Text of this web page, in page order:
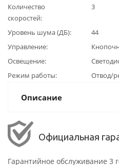
Количество
скоростей
3
Уровень шума (ДБ)
44
Управление
Освещение
Режим работы
Отвод/
Описание
Официальная
Гарантийное обслуживание 3